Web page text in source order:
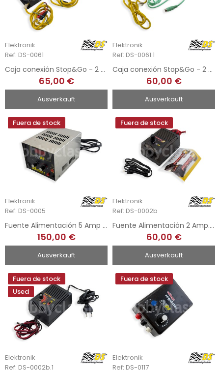
Elektronik
Ref: DS-0061
Caja conexión Stop&Go - 2 Relés
65,00 €
Ausverkauft
Elektronik
Ref: DS-0061.1
Caja conexión Stop&Go - 2 Relés
60,00 €
Ausverkauft
Fuera de stock
Elektronik
Ref: DS-0005
Fuente Alimentación 5 Amp - 4 a 20 Volts.
150,00 €
Ausverkauft
Fuera de stock
Elektronik
Ref: DS-0002b
Fuente Alimentación 2 Amp. - DS-Power 2 Basic
60,00 €
Ausverkauft
Fuera de stock
Used
Elektronik
Ref: DS-0002b.1
Fuera de stock
Elektronik
Ref: DS-0117